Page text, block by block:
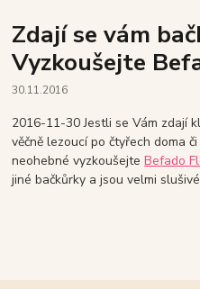
Zdají se vám
Vyzkoušejte
30.11.2016
2016-11-30 Jestli se Vám zdají
věčně lezoucí po čtyřech doma
neohebné vyzkoušejteBefado
jiné bačkůrky a jsou velmi